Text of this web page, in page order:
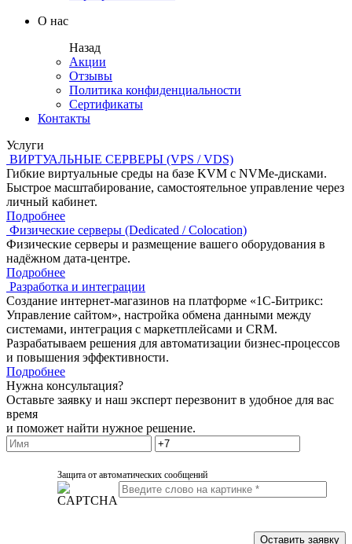
О нас
Назад
Акции
Отзывы
Политика конфиденциальности
Сертификаты
Контакты
Услуги
ВИРТУАЛЬНЫЕ СЕРВЕРЫ (VPS / VDS)
Гибкие виртуальные среды на базе KVM с NVMe-дисками.
Быстрое масштабирование, самостоятельное управление через
личный кабинет.
Подробнее
Физические серверы (Dedicated / Colocation)
Физические серверы и размещение вашего оборудования в
надёжном дата-центре.
Подробнее
Разработка и интеграции
Создание интернет-магазинов на платформе «1С-Битрикс:
Управление сайтом», настройка обмена данными между
системами, интеграция с маркетплейсами и CRM.
Разрабатываем решения для автоматизации бизнес-процессов
и повышения эффективности.
Подробнее
Нужна консультация?
Оставьте заявку и наш эксперт перезвонит в удобное для вас
время
и поможет найти нужное решение.
Защита от автоматических сообщений